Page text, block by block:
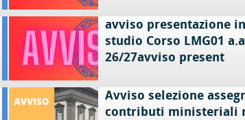
avviso presentazione
studio Corso LMG01
26/27avviso present
Avviso selezione
contributi ministeriali